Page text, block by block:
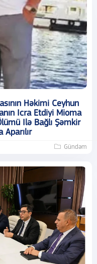
Həkimi Ceyhun
Icra Etdiyi Mioma
Ilə Bağlı Şəmkir
Aparılır
Gündəm